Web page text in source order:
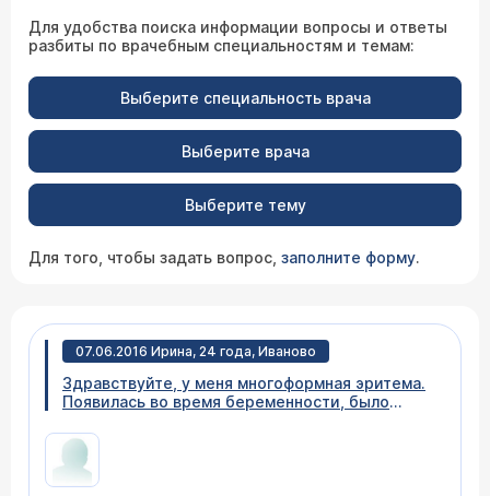
Для удобства поиска информации вопросы и ответы
разбиты по врачебным специальностям и темам:
Выберите специальность врача
Выберите врача
Выберите тему
Для того, чтобы задать вопрос, заполните форму.
07.06.2016 Ирина, 24 года, Иваново
Здравствуйте, у меня многоформная эритема.
Появилась во время беременности, было
следующий год уже больше пятен... само все
проходило и вот в этом году мощнейшая
реакция температура 40, волдыри на